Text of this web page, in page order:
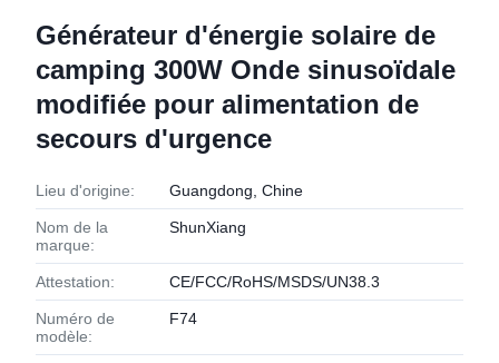
Générateur d'énergie solaire de
camping 300W Onde sinusoïdale
modifiée pour alimentation de
secours d'urgence
Lieu d'origine: Guangdong, Chine
Nom de la
marque:
ShunXiang
Attestation: CE/FCC/RoHS/MSDS/UN38.3
Numéro de
modèle:
F74